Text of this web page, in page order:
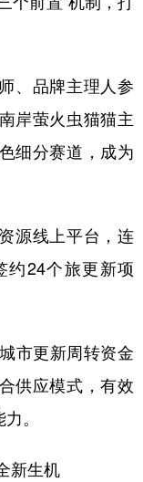
品牌主理人参
岸萤火虫猫猫主
细分赛道，成为
线上平台，连
约24个旅更新项
更新周转资金
供应模式，有效
。
新生机